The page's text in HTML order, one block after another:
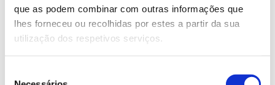
que as podem combinar com outras informações que
lhes forneceu ou recolhidas por estes a partir da sua
utilização dos respetivos serviços.